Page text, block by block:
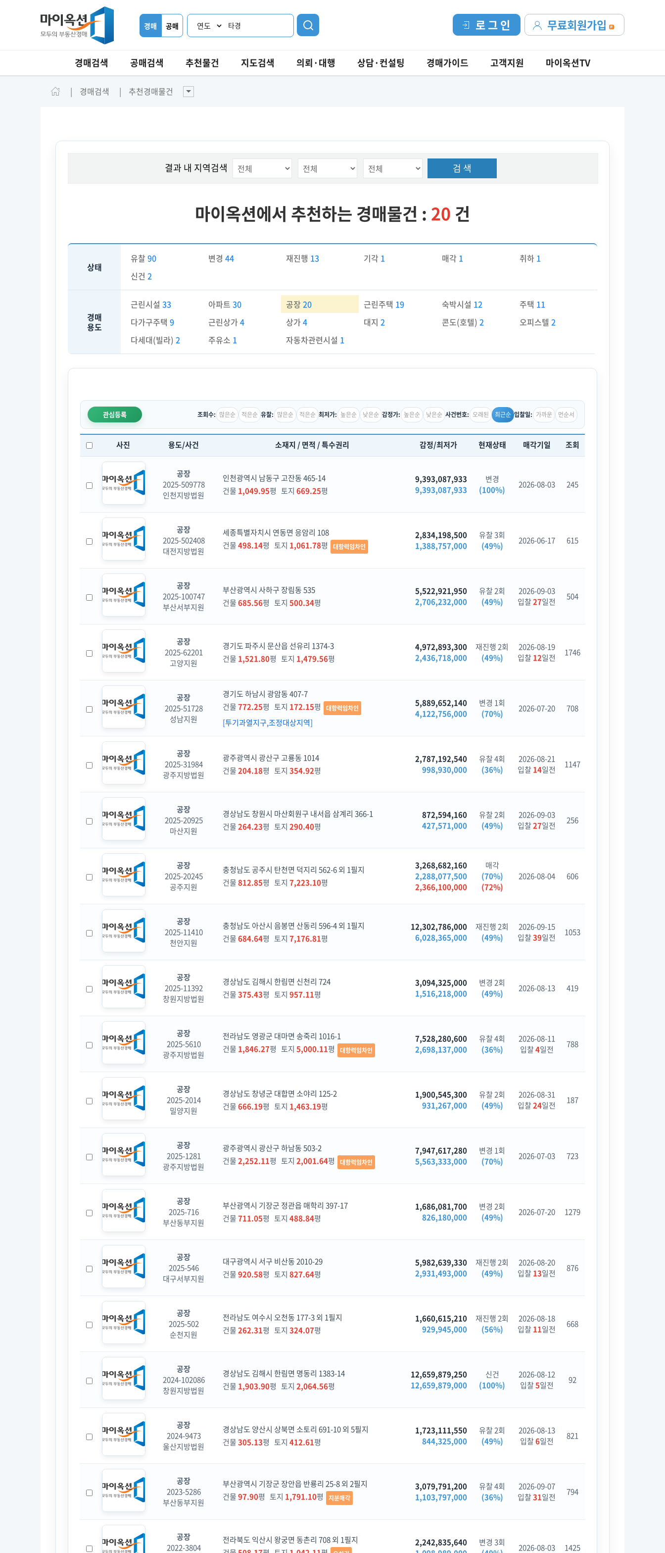
경매 공매 타경 무료회원가입
로 그 인
경매검색 공매검색 추천물건 지도검색 의뢰·대행 상담·컨설팅 경매가이드 고객지원 마이옥션TV
경매검색 추천경매물건
결과 내 지역검색 검 색
마이옥션에서 추천하는 경매물건 : 20 건
상태
유찰 90 변경44 재진행 13 기각 1 매각 1 취하 1
신건 2
경매
용도
근린시설 33 아파트30 공장20 근린주택 19 숙박시설 12 주택 11
다가구주택 9 근린상가4 상가4 대지2 콘도(호텔) 2 오피스텔 2
다세대(빌라) 2 주유소 1 자동차관련시설 1
관심등록 조회수: 많은순 적은순 유찰: 많은순 적은순 최저가: 높은순 낮은순 감정가: 높은순 낮은순 사건번호: 오래된 최근순 입찰일: 가까운 먼순서
사진 용도/사건 소재지 / 면적 / 특수권리 감정/최저가 현재상태 매각기일 조회
공장
2025-509778
인천지방법원
인천광역시 남동구 고잔동 465-14
건물 1,049.95평 토지 669.25평
9,393,087,933
9,393,087,933
변경
(100%)
2026-08-03 245
공장
2025-502408
대전지방법원
세종특별자치시 연동면 응암리 108
건물498.14평 토지 1,061.78평 대항력임차인
2,834,198,500
1,388,757,000
유찰 3회
(49%)
2026-06-17 615
공장
2025-100747
부산서부지원
부산광역시 사하구 장림동 535
건물685.56평 토지 500.34평
5,522,921,950
2,706,232,000
유찰 2회
(49%)
2026-09-03
입찰27일전 504
공장
2025-62201
고양지원
경기도 파주시 문산읍 선유리 1374-3
건물 1,521.80평 토지 1,479.56평
4,972,893,300
2,436,718,000
재진행 2회
(49%)
2026-08-19
입찰12일전 1746
공장
2025-51728
성남지원
경기도 하남시 광암동 407-7
건물772.25평 토지 172.15평 대항력임차인
[투기과열지구,조정대상지역]
5,889,652,140
4,122,756,000
변경 1회
(70%)
2026-07-20 708
공장
2025-31984
광주지방법원
광주광역시 광산구 고룡동 1014
건물204.18평 토지 354.92평
2,787,192,540
998,930,000
유찰 4회
(36%)
2026-08-21
입찰14일전 1147
공장
2025-20925
마산지원
경상남도 창원시 마산회원구 내서읍 삼계리 366-1
건물264.23평 토지 290.40평
872,594,160
427,571,000
유찰 2회
(49%)
2026-09-03
입찰27일전 256
공장
2025-20245
공주지원
충청남도 공주시 탄천면 덕지리 562-6 외 1필지
건물812.85평 토지 7,223.10평
3,268,682,160
2,288,077,500
2,366,100,000
매각
(70%)
(72%)
2026-08-04 606
공장
2025-11410
천안지원
충청남도 아산시 음봉면 산동리 596-4 외 1필지
건물684.64평 토지 7,176.81평
12,302,786,000
6,028,365,000
재진행 2회
(49%)
2026-09-15
입찰39일전 1053
공장
2025-11392
창원지방법원
경상남도 김해시 한림면 신천리 724
건물375.43평 토지 957.11평
3,094,325,000
1,516,218,000
변경 2회
(49%)
2026-08-13 419
공장
2025-5610
광주지방법원
전라남도 영광군 대마면 송죽리 1016-1
건물 1,846.27평 토지 5,000.11평 대항력임차인
7,528,280,600
2,698,137,000
유찰 4회
(36%)
2026-08-11
입찰4일전 788
공장
2025-2014
밀양지원
경상남도 창녕군 대합면 소야리 125-2
건물666.19평 토지 1,463.19평
1,900,545,300
931,267,000
유찰 2회
(49%)
2026-08-31
입찰24일전 187
공장
2025-1281
광주지방법원
광주광역시 광산구 하남동 503-2
건물2,252.11평 토지 2,001.64평 대항력임차인
7,947,617,280
5,563,333,000
변경 1회
(70%)
2026-07-03 723
공장
2025-716
부산동부지원
부산광역시 기장군 정관읍 매학리 397-17
건물711.05평 토지 488.84평
1,686,081,700
826,180,000
변경 2회
(49%)
2026-07-20 1279
공장
2025-546
대구서부지원
대구광역시 서구 비산동 2010-29
건물920.58평 토지 827.64평
5,982,639,330
2,931,493,000
재진행 2회
(49%)
2026-08-20
입찰13일전 876
공장
2025-502
순천지원
전라남도 여수시 오천동 177-3 외 1필지
건물262.31평 토지 324.07평
1,660,615,210
929,945,000
재진행 2회
(56%)
2026-08-18
입찰11일전 668
공장
2024-102086
창원지방법원
경상남도 김해시 한림면 명동리 1383-14
건물 1,903.90평 토지 2,064.56평
12,659,879,250
12,659,879,000
신건
(100%)
2026-08-12
입찰5일전 92
공장
2024-9473
울산지방법원
경상남도 양산시 상북면 소토리 691-10 외 5필지
건물305.13평 토지 412.61평
1,723,111,550
844,325,000
유찰 2회
(49%)
2026-08-13
입찰6일전 821
공장
2023-5286
부산동부지원
부산광역시 기장군 장안읍 반룡리 25-8 외 2필지
건물97.90평 토지 1,791.10평 지분매각
3,079,791,200
1,103,797,000
유찰 4회
(36%)
2026-09-07
입찰31일전 794
공장
2022-3804
전라북도 익산시 왕궁면 동촌리 708 외 1필지
2,242,835,640
변경 3회
2026-08-03 1425